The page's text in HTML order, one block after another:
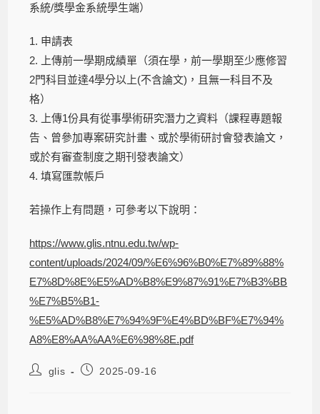
系統/獎學金系統學生端）
1. 申請表
2. 上傳前一學期成績單（須在學，前一學期至少應修習
2門科目並達4學分以上(不含論文)，且無一科目不及
格）
3. 上傳1份具有從事學術研究潛力之資料（課程專題報
告、曾參加專案研究計畫、或於學術研討會發表論文，
或於有審查制度之期刊發表論文）
4. 填寫匯款帳戶
若操作上有問題，可參考以下說明：
https://www.glis.ntnu.edu.tw/wp-
content/uploads/2024/09/%E6%96%B0%E7%89%88%
E7%8D%8E%E5%AD%B8%E9%87%91%E7%B3%BB
%E7%B5%B1-
%E5%AD%B8%E7%94%9F%E4%BD%BF%E7%94%
A8%E8%AA%AA%E6%98%8E.pdf
glis 2025-09-16